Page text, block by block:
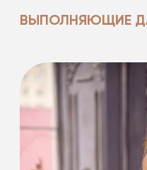
ВЫПОЛНЯЮЩИЕ